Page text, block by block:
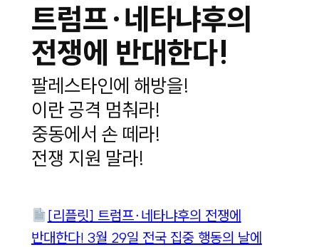
트럼프∙네타냐후의
전쟁에 반대한다!
팔레스타인에 해방을!
이란 공격 멈춰라!
중동에서 손 떼라!
전쟁 지원 말라!
[리플릿] 트럼프∙네타냐후의 전쟁에
반대한다! 3월 29일 전국 집중 행동의 날에